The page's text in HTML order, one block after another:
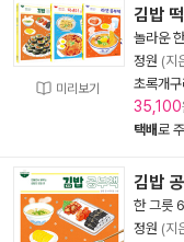
미리보기
김밥
놀라운
정원 (지
초록개구
35,100
택배로
김밥
한 그릇 6
정원 (지